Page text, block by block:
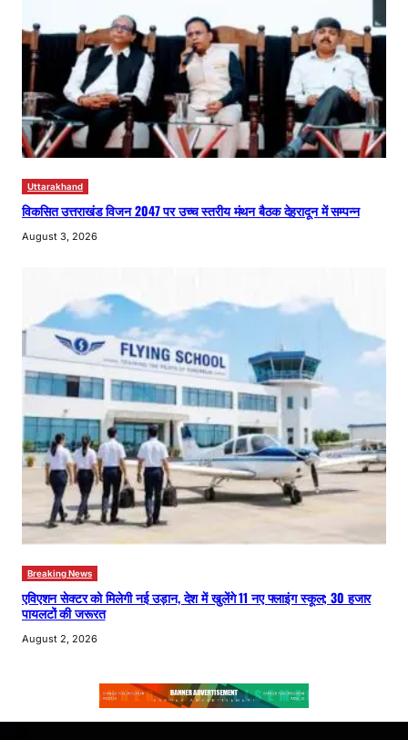
Uttarakhand
विकसित उत्तराखंड विजन 2047 पर उच्च स्तरीय मंथन बैठक देहरादून में सम्पन्न
August 3, 2026
Breaking News
एविएशन सेक्टर को मिलेगी नई उड़ान, देश में खुलेंगे 11 नए फ्लाइंग स्कूल; 30 हजार
पायलटों की जरूरत
August 2, 2026